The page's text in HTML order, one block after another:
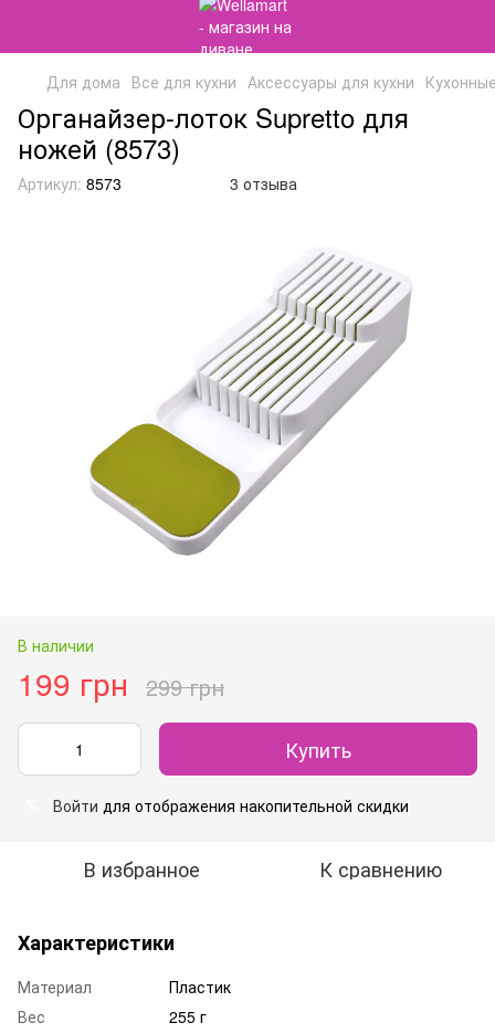
Для дома Все для кухни Аксессуары для кухни
Органайзер-лоток Supretto для
ножей (8573)
Артикул: 8573 3 отзыва
В наличии
199 грн 299 грн
Купить
Войти для отображения накопительной скидки
В избранное К сравнению
Характеристики
Материал
Пластик
Вес
255 г